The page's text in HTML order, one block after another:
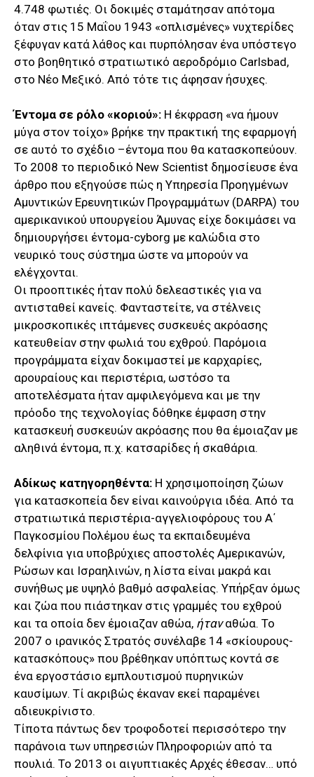
4.748 φωτιές. Οι δοκιμές σταμάτησαν απότομα
όταν στις 15 Μαΐου 1943 «οπλισμένες» νυχτερίδες
ξέφυγαν κατά λάθος και πυρπόλησαν ένα υπόστεγο
στο βοηθητικό στρατιωτικό αεροδρόμιο Carlsbad,
στο Νέο Μεξικό. Από τότε τις άφησαν ήσυχες.
Έντομα σε ρόλο «κοριού»: Η έκφραση «να ήμουν
μύγα στον τοίχο» βρήκε την πρακτική της εφαρμογή
σε αυτό το σχέδιο –έντομα που θα κατασκοπεύουν.
Το 2008 το περιοδικό New Scientist δημοσίευσε ένα
άρθρο που εξηγούσε πώς η Υπηρεσία Προηγμένων
Αμυντικών Ερευνητικών Προγραμμάτων (DARPA) του
αμερικανικού υπουργείου Άμυνας είχε δοκιμάσει να
δημιουργήσει έντομα-cyborg με καλώδια στο
νευρικό τους σύστημα ώστε να μπορούν να
ελέγχονται.
Οι προοπτικές ήταν πολύ δελεαστικές για να
αντισταθεί κανείς. Φανταστείτε, να στέλνεις
μικροσκοπικές ιπτάμενες συσκευές ακρόασης
κατευθείαν στην φωλιά του εχθρού. Παρόμοια
προγράμματα είχαν δοκιμαστεί με καρχαρίες,
αρουραίους και περιστέρια, ωστόσο τα
αποτελέσματα ήταν αμφιλεγόμενα και με την
πρόοδο της τεχνολογίας δόθηκε έμφαση στην
κατασκευή συσκευών ακρόασης που θα έμοιαζαν με
αληθινά έντομα, π.χ. κατσαρίδες ή σκαθάρια.
Αδίκως κατηγορηθέντα: Η χρησιμοποίηση ζώων
για κατασκοπεία δεν είναι καινούργια ιδέα. Από τα
στρατιωτικά περιστέρια-αγγελιοφόρους του Α΄
Παγκοσμίου Πολέμου έως τα εκπαιδευμένα
δελφίνια για υποβρύχιες αποστολές Αμερικανών,
Ρώσων και Ισραηλινών, η λίστα είναι μακρά και
συνήθως με υψηλό βαθμό ασφαλείας. Υπήρξαν όμως
και ζώα που πιάστηκαν στις γραμμές του εχθρού
και τα οποία δεν έμοιαζαν αθώα, ήταναθώα. Το
2007 ο ιρανικός Στρατός συνέλαβε 14 «σκίουρους-
κατασκόπους» που βρέθηκαν υπόπτως κοντά σε
ένα εργοστάσιο εμπλουτισμού πυρηνικών
καυσίμων. Τί ακριβώς έκαναν εκεί παραμένει
αδιευκρίνιστο.
Τίποτα πάντως δεν τροφοδοτεί περισσότερο την
παράνοια των υπηρεσιών Πληροφοριών από τα
πουλιά. Το 2013 οι αιγυπτιακές Αρχές έθεσαν… υπό